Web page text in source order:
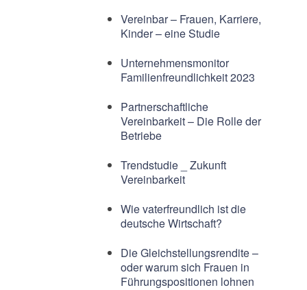
Vereinbar – Frauen, Karriere,
Kinder – eine Studie
Unternehmensmonitor
Familienfreundlichkeit 2023
Partnerschaftliche
Vereinbarkeit – Die Rolle der
Betriebe
Trendstudie _ Zukunft
Vereinbarkeit
Wie vaterfreundlich ist die
deutsche Wirtschaft?
Die Gleichstellungsrendite –
oder warum sich Frauen in
Führungspositionen lohnen